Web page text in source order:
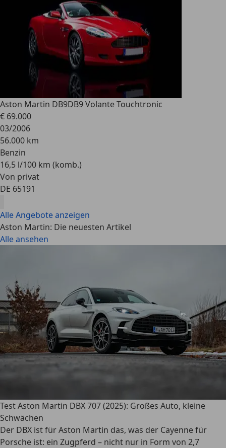
Aston Martin DB9DB9 Volante Touchtronic
€ 69.000
03/2006
56.000 km
Benzin
16,5 l/100 km (komb.)
Von privat
DE 65191
Alle Angebote anzeigen
Aston Martin: Die neuesten Artikel
Alle ansehen
Test Aston Martin DBX 707 (2025): Großes Auto, kleine
Schwächen
Der DBX ist für Aston Martin das, was der Cayenne für
Porsche ist: ein Zugpferd – nicht nur in Form von 2,7